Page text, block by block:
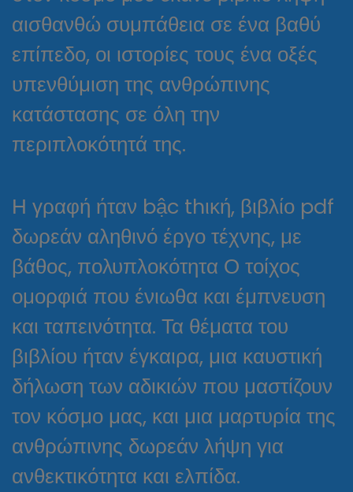
αισθανθώ συμπάθεια σε ένα βαθύ
επίπεδο, οι ιστορίες τους ένα οξές
υπενθύμιση της ανθρώπινης
κατάστασης σε όλη την
περιπλοκότητά της.
Η γραφή ήταν bậc thική, βιβλίο pdf
δωρεάν αληθινό έργο τέχνης, με
βάθος, πολυπλοκότητα Ο τοίχος
ομορφιά που ένιωθα και έμπνευση
και ταπεινότητα. Τα θέματα του
βιβλίου ήταν έγκαιρα, μια καυστική
δήλωση των αδικιών που μαστίζουν
τον κόσμο μας, και μια μαρτυρία της
ανθρώπινης δωρεάν λήψη για
ανθεκτικότητα και ελπίδα.